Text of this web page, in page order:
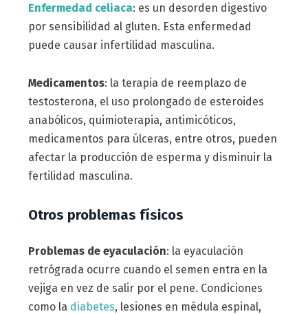
Enfermedad celiaca: es un desorden digestivo
por sensibilidad al gluten. Esta enfermedad
puede causar infertilidad masculina.
Medicamentos: la terapia de reemplazo de
testosterona, el uso prolongado de esteroides
anabólicos, quimioterapia, antimicóticos,
medicamentos para úlceras, entre otros, pueden
afectar la producción de esperma y disminuir la
fertilidad masculina.
Otros problemas físicos
Problemas de eyaculación: la eyaculación
retrógrada ocurre cuando el semen entra en la
vejiga en vez de salir por el pene. Condiciones
como la diabetes, lesiones en médula espinal,